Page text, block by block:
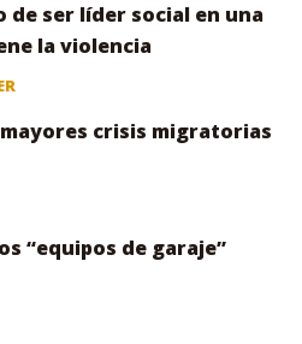
de ser líder social en una
la violencia
crisis migratorias
“equipos de garaje”